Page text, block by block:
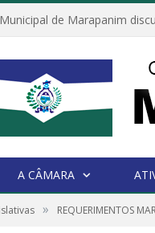
A CÂMARA
» REQUERIMENTOS